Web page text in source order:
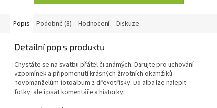
Popis Podobné (8) Hodnocení Diskuze
Detailní popis produktu
Chystáte se na svatbu přátel či známých. Darujte pro uchování
vzpomínek a připomenutí krásných životních okamžiků
novomanželům fotoalbum z dřevotřísky. Do alba lze nalepit
fotky, ale i psát komentáře a historky.